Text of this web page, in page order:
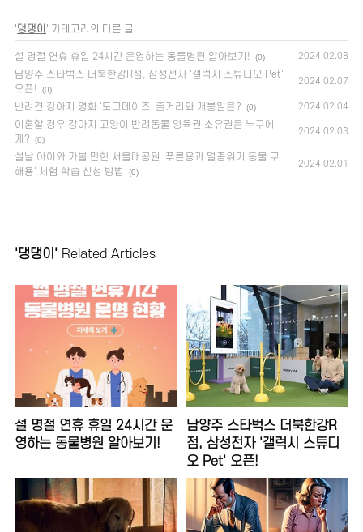
'댕댕이 ' 카테고리의 다른 글
설 명절 연휴 휴일 24시간 운영하는 동물병원 알아보기! (0) 2024.02.08
남양주 스타벅스 더북한강R점, 삼성전자 '갤럭시 스튜디오 Pet'
오픈!
(0)
2024.02.07
반려견 강아지 영화 '도그데이즈' 줄거리와 개봉일은? (0) 2024.02.04
이혼할 경우 강아지 고양이 반려동물 양육권 소유권은 누구에
게?
(0)
2024.02.03
설날 아이와 가볼 만한 서울대공원 '푸른용과 멸종위기 동물 구
해용' 체험 학습 신청 방법
(0)
2024.02.01
'댕댕이' Related Articles
설 명절 연휴 휴일 24시간 운
영하는 동물병원 알아보기!
남양주 스타벅스 더북한강R
점, 삼성전자 '갤럭시 스튜디
오 Pet' 오픈!